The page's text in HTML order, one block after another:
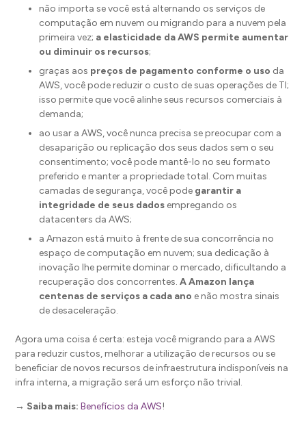
não importa se você está alternando os serviços de
computação em nuvem ou migrando para a nuvem pela
primeira vez; a elasticidade da AWS permite aumentar
ou diminuir os recursos;
graças aos preços de pagamento conforme o uso da
AWS, você pode reduzir o custo de suas operações de TI;
isso permite que você alinhe seus recursos comerciais à
demanda;
ao usar a AWS, você nunca precisa se preocupar com a
desaparição ou replicação dos seus dados sem o seu
consentimento; você pode mantê-lo no seu formato
preferido e manter a propriedade total. Com muitas
camadas de segurança, você pode garantir a
integridade de seus dados empregando os
datacenters da AWS;
a Amazon está muito à frente de sua concorrência no
espaço de computação em nuvem; sua dedicação à
inovação lhe permite dominar o mercado, dificultando a
recuperação dos concorrentes. A Amazon lança
centenas de serviços a cada ano e não mostra sinais
de desaceleração.
Agora uma coisa é certa: esteja você migrando para a AWS
para reduzir custos, melhorar a utilização de recursos ou se
beneficiar de novos recursos de infraestrutura indisponíveis na
infra interna, a migração será um esforço não trivial.
→ Saiba mais:Benefícios da AWS!